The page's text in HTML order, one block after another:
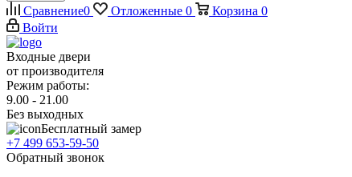
Сравнение0 Отложенные 0 Корзина 0
Войти
Входные двери
от производителя
Режим работы:
9.00 - 21.00
Без выходных
Бесплатный замер
+7 499 653-59-50
Обратный звонок